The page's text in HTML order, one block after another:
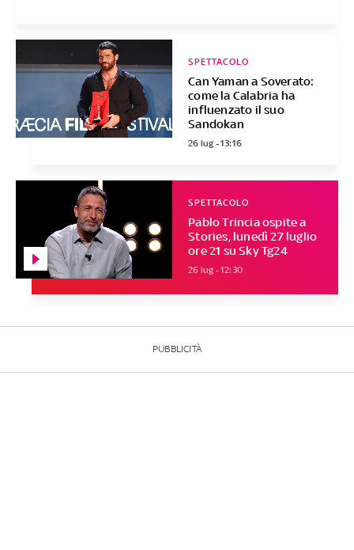
Can Yaman a Soverato:
come la Calabria ha
influenzato il suo
Sandokan
SPETTACOLO
26 lug - 13:16
Pablo Trincia ospite a
Stories, lunedì 27 luglio
ore 21 su Sky Tg24
SPETTACOLO
26 lug - 12:30
PUBBLICITÀ